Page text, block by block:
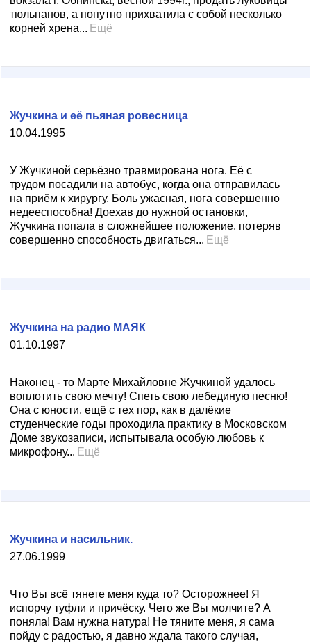
тюльпанов, а попутно прихватила с собой несколько
корней хрена... Ещё
10.04.1995
Жучкина и её пьяная ровесница
У Жучкиной серьёзно травмирована нога. Её с
трудом посадили на автобус, когда она отправилась
на приём к хирургу. Боль ужасная, нога совершенно
недееспособна! Доехав до нужной остановки,
Жучкина попала в сложнейшее положение, потеряв
совершенно способность двигаться... Ещё
01.10.1997
Жучкина на радио МАЯК
Наконец - то Марте Михайловне Жучкиной удалось
воплотить свою мечту! Спеть свою лебединую песню!
Она с юности, ещё с тех пор, как в далёкие
студенческие годы проходила практику в Московском
Доме звукозаписи, испытывала особую любовь к
микрофону... Ещё
27.06.1999
Жучкина и насильник.
Что Вы всё тянете меня куда то? Осторожнее! Я
испорчу туфли и причёску. Чего же Вы молчите? А
поняла! Вам нужна натура! Не тяните меня, я сама
пойду с радостью, я давно ждала такого случая,